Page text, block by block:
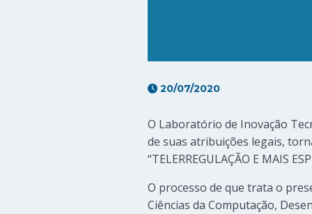
20/07/2020
O Laboratório de Inovação
de suas atribuições legais,
“TELERREGULAÇÃO E MAIS
O processo de que trata o
Ciências da Computação,